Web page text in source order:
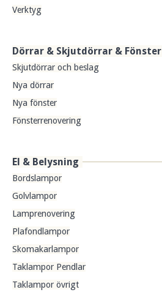
Verktyg
Dörrar & Skjutdörrar & Fönster
Skjutdörrar och beslag
Nya dörrar
Nya fönster
Fönsterrenovering
El & Belysning
Bordslampor
Golvlampor
Lamprenovering
Plafondlampor
Skomakarlampor
Taklampor Pendlar
Taklampor övrigt